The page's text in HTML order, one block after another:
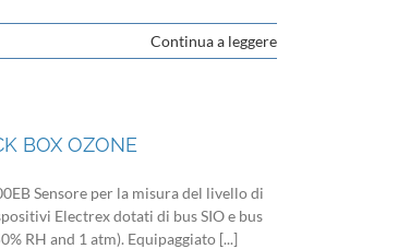
Continua a leggere
BOX OZONE
Sensore per la misura del livello di
Electrex dotati di bus SIO e bus
RH and 1 atm). Equipaggiato [...]